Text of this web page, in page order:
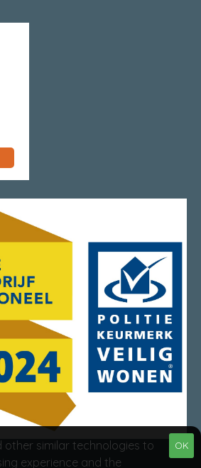
OK
other similar technologies to
experience and the